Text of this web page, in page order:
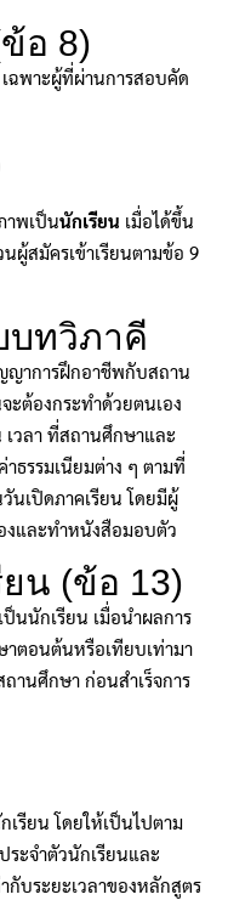
อ 8)
ฉพาะผู้ที่ผ่านการสอบคัด
าพเป็นนักเรียน เมื่อได้ขึ้น
ผู้สมัครเข้าเรียนตามข้อ 9
บทวิภาคี
ญาการฝึกอาชีพกับสถาน
ะต้องกระทำด้วยตนเอง
วลา ที่สถานศึกษาและ
ธรรมเนียมต่าง ๆ ตามที่
นเปิดภาคเรียน โดยมีผู้
งและทำหนังสือมอบตัว
น (ข้อ 13)
นนักเรียน เมื่อนำผลการ
าตอนต้นหรือเทียบเท่ามา
านศึกษา ก่อนสำเร็จการ
รียน โดยให้เป็นไปตาม
ระจำตัวนักเรียนและ
กับระยะเวลาของหลักสูตร